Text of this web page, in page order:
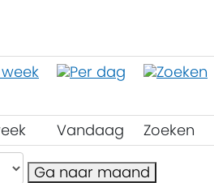
Vandaag Zoeken
Ga naar maand